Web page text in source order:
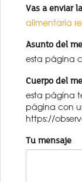
Vas a enviar
alimentaria
Asunto del
esta página
Cuerpo del
esta página
página con
https://
Tu mensaje